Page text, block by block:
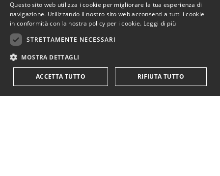
Questo sito web utilizza i cookie per migliorare la tua esperienza di
navigazione. Utilizzando il nostro sito web acconsenti a tutti i cookie
in conformità con la nostra policy per i cookie. Leggi di più
STRETTAMENTE NECESSARI
MOSTRA DETTAGLI
ACCETTA TUTTO RIFIUTA TUTTO